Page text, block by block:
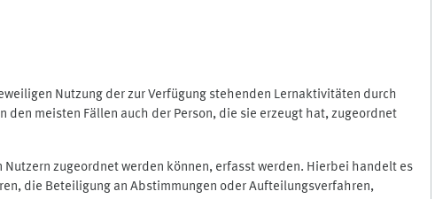
Nutzung der zur Verfügung stehenden Lernaktivitäten durch
meisten Fällen auch der Person, die sie erzeugt hat, zugeordnet
zugeordnet werden können, erfasst werden. Hierbei handelt es
die Beteiligung an Abstimmungen oder Aufteilungsverfahren,